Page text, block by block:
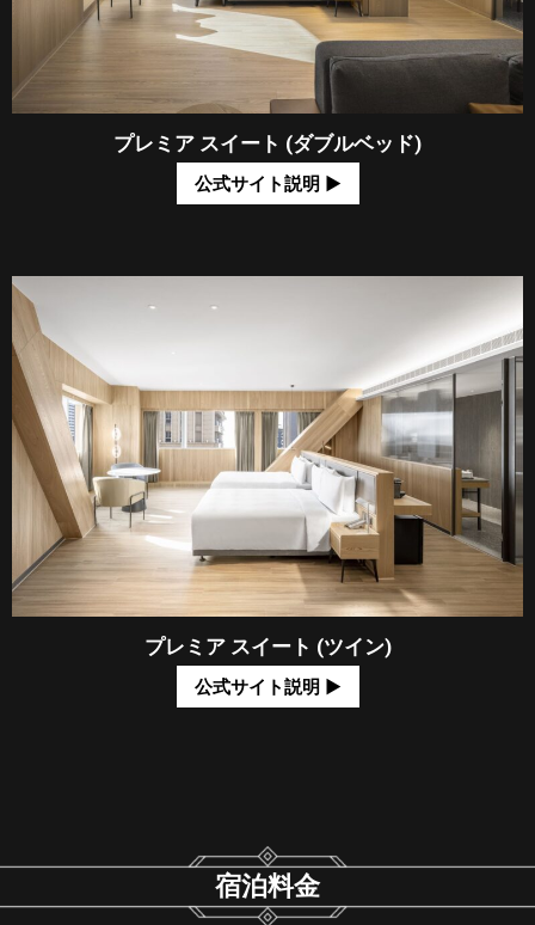
プレミア スイート (ダブルベッド)
公式サイト説明 ​▶
プレミア スイート (ツイン)
公式サイト説明 ​▶
宿泊料金